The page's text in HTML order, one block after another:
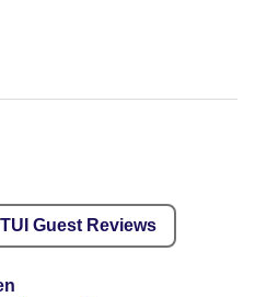
TUI Guest Reviews